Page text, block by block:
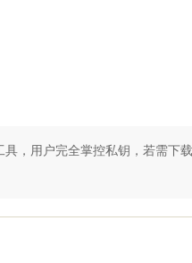
具，用户完全掌控私钥，若需下